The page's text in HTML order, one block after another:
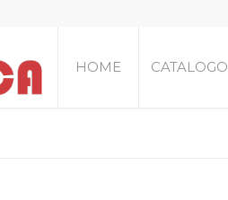
HOME CATALOGO